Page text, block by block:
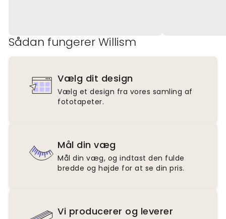
Sådan fungerer Willism
Vælg dit design
Vælg et design fra vores samling af
fototapeter.
Mål din væg
Mål din væg, og indtast den fulde
bredde og højde for at se din pris.
Vi producerer og leverer